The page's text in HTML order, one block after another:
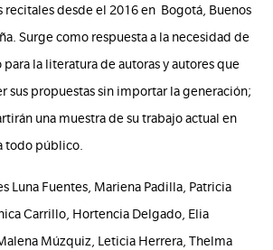
recitales desde el 2016 en Bogotá, Buenos
Surge como respuesta a la necesidad de
la literatura de autoras y autores que
sus propuestas sin importar la generación;
una muestra de su trabajo actual en
todo público.
Luna Fuentes, Mariena Padilla, Patricia
Carrillo, Hortencia Delgado, Elia
Múzquiz, Leticia Herrera, Thelma